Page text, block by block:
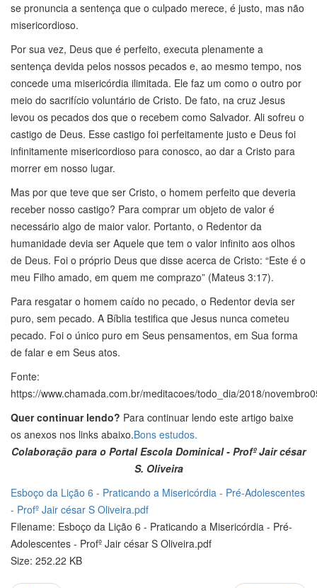
se pronuncia a sentença que o culpado merece, é justo, mas não
misericordioso.
Por sua vez, Deus que é perfeito, executa plenamente a
sentença devida pelos nossos pecados e, ao mesmo tempo, nos
concede uma misericórdia ilimitada. Ele faz um como o outro por
meio do sacrifício voluntário de Cristo. De fato, na cruz Jesus
levou os pecados dos que o recebem como Salvador. Ali sofreu o
castigo de Deus. Esse castigo foi perfeitamente justo e Deus foi
infinitamente misericordioso para conosco, ao dar a Cristo para
morrer em nosso lugar.
Mas por que teve que ser Cristo, o homem perfeito que deveria
receber nosso castigo? Para comprar um objeto de valor é
necessário algo de maior valor. Portanto, o Redentor da
humanidade devia ser Aquele que tem o valor infinito aos olhos
de Deus. Foi o próprio Deus que disse acerca de Cristo: “Este é o
meu Filho amado, em quem me comprazo” (Mateus 3:17).
Para resgatar o homem caído no pecado, o Redentor devia ser
puro, sem pecado. A Bíblia testifica que Jesus nunca cometeu
pecado. Foi o único puro em Seus pensamentos, em Sua forma
de falar e em Seus atos.
Fonte:
https://www.chamada.com.br/meditacoes/todo_dia/2018/
Quer continuar lendo? Para continuar lendo este artigo baixe
os anexos nos links abaixo.Bons estudos.
Colaboração para o Portal Escola Dominical - Profº Jair césar
S. Oliveira
Esboço da Lição 6 - Praticando a Misericórdia - Pré-Adolescentes
- Profº Jair césar S Oliveira.pdf
Filename: Esboço da Lição 6 - Praticando a Misericórdia - Pré-
Adolescentes - Profº Jair césar S Oliveira.pdf
Size: 252.22 KB